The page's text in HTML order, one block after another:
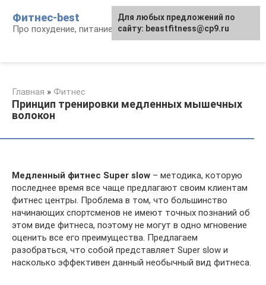
контенту
Фитнес-best
Про похудение, питание и фитнес
Главная » Фитнес
Принцип тренировки медленных мышечных
волокон
Медленный фитнес Super slow – методика, которую
последнее время все чаще предлагают своим клиентам
фитнес центры. Проблема в том, что большинство
начинающих спортсменов не имеют точных познаний об
этом виде фитнеса, поэтому не могут в одно мгновение
оценить все его преимущества. Предлагаем
разобраться, что собой представляет Super slow и
насколько эффективен данный необычный вид фитнеса.
Для любых предложений по
сайту: beastfitness@cp9.ru